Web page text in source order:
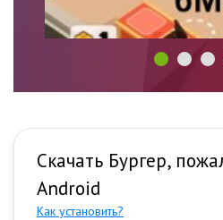
Скачать Бургер,
Android
Как установить?